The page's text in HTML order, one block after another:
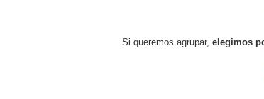
Si queremos agrupar, elegimos